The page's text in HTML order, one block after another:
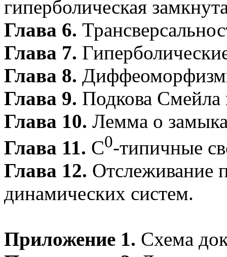
гиперболическая
Глава 6.
Глава 7.
Глава 8.
Глава 9. Подкова Смейла
Глава 10. Лемма о
Глава 11. С0-типичные
Глава 12. Отслеживание
динамических систем.
Приложение 1. Схема